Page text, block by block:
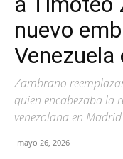
nuevo
Venezuela
Zambrano
quien encabezaba la
venezolana en
mayo 26, 2026